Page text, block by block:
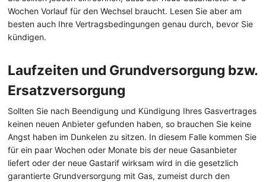
Wochen Vorlauf für den Wechsel braucht. Lesen Sie aber am
besten auch Ihre Vertragsbedingungen genau durch, bevor Sie
kündigen.
Laufzeiten und Grundversorgung bzw.
Ersatzversorgung
Sollten Sie nach Beendigung und Kündigung Ihres Gasvertrages
keinen neuen Anbieter gefunden haben, so brauchen Sie keine
Angst haben im Dunkelen zu sitzen. In diesem Falle kommen Sie
für ein paar Wochen oder Monate bis der neue Gasanbieter
liefert oder der neue Gastarif wirksam wird in die gesetzlich
garantierte Grundversorgung mit Gas, zumeist durch den